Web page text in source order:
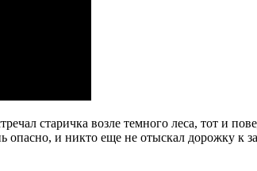
старичка возле темного леса, тот и
опасно, и никто еще не отыскал дорожку